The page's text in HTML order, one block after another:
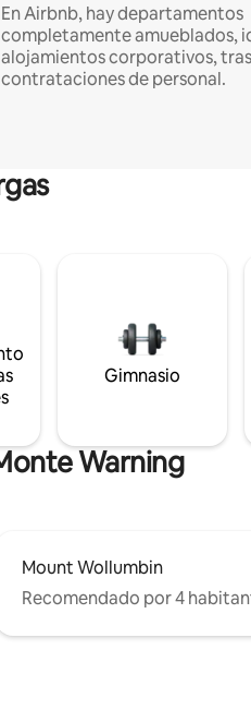
En Airbnb, hay departamentos
completamente amueblados,
alojamientos corporativos,
contrataciones de personal.
Gimnasio
Warning
Mount Wollumbin
Recomendado por 4